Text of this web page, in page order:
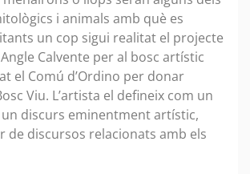
i animals amb què es
un cop sigui realitat el projecte
Calvente per al bosc artístic
el Comú d’Ordino per donar
Viu. L’artista el defineix com un
discurs eminentment artístic,
de discursos relacionats amb els